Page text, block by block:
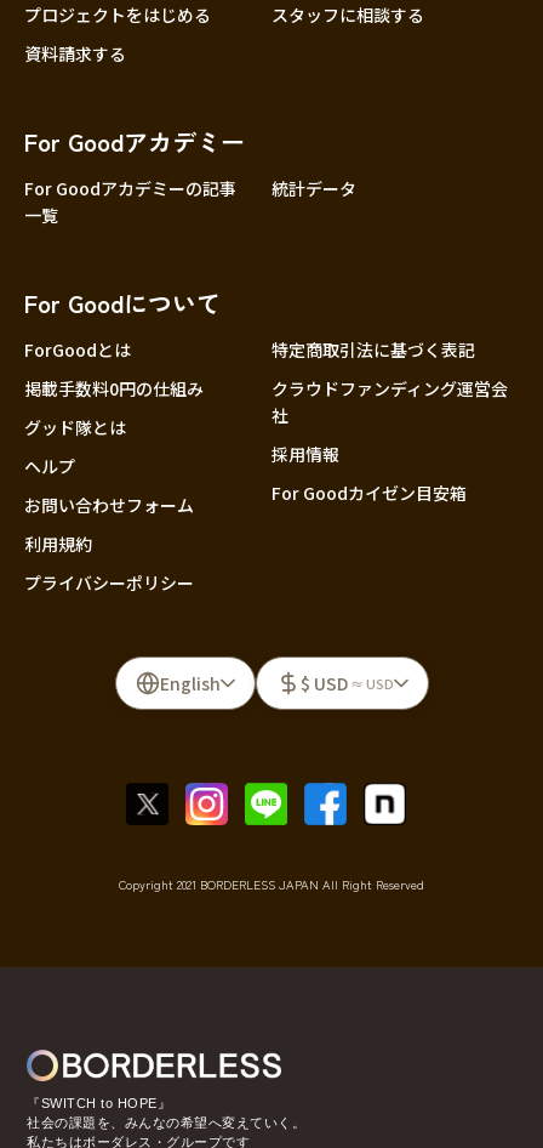
プロジェクトをはじめる
スタッフに相談する
資料請求する
For Goodアカデミー
For Goodアカデミーの記事
一覧
統計データ
For Goodについて
ForGoodとは
掲載手数料0円の仕組み
グッド隊とは
ヘルプ
お問い合わせフォーム
利用規約
プライバシーポリシー
特定商取引法に基づく表記
クラウドファンディング運営会
社
採用情報
For Goodカイゼン目安箱
English $ USD ≈ USD
Copyright 2021 BORDERLESS JAPAN All Right Reserved
『SWITCH to HOPE』
社会の課題を、みんなの希望へ変えていく。
私たちはボーダレス・グループです